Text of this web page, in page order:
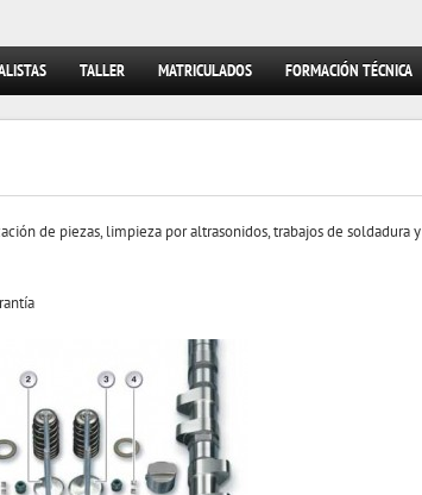
TALLER MATRICULADOS FORMACIÓN TÉCNICA
de piezas, limpieza por altrasonidos, trabajos de soldadura y